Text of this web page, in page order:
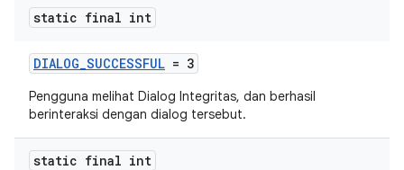
static final int
DIALOG_SUCCESSFUL = 3
Pengguna melihat Dialog Integritas, dan berhasil
berinteraksi dengan dialog tersebut.
static final int